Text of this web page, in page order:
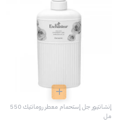
إنشانتيور جل إستحمام معطر رومانتيك 550
مل